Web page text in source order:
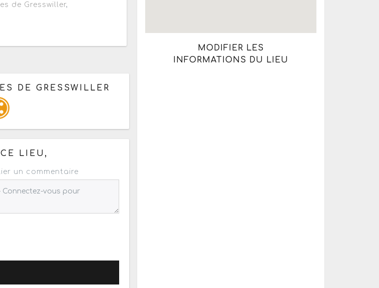
de Gresswiller,
DE GRESSWILLER
/ réseau social
LIEU,
un commentaire
MODIFIER LES
INFORMATIONS DU LIEU